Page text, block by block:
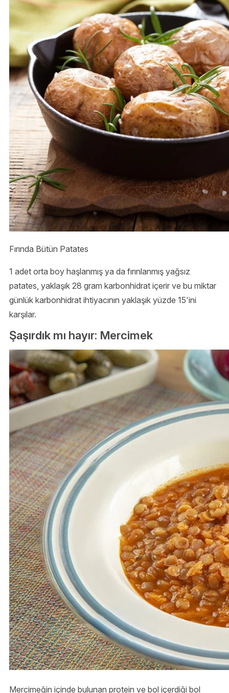
Fırında Bütün Patates
1 adet orta boy haşlanmış ya da fırınlanmış yağsız
patates, yaklaşık 28 gram karbonhidrat içerir ve bu miktar
günlük karbonhidrat ihtiyacının yaklaşık yüzde 15'ini
karşılar.
Şaşırdık mı hayır: Mercimek
Mercimeğin içinde bulunan protein ve bol içerdiği bol